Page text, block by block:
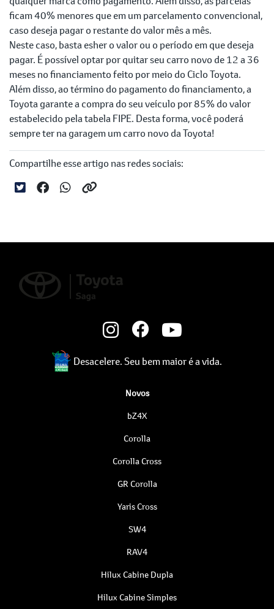
ficam 40% menores que em um parcelamento convencional,
caso deseja pagar o restante do valor mês a mês.
Neste caso, basta esher o valor ou o período em que deseja
pagar. É possível optar por quitar seu carro novo de 12 a 36
meses no financiamento feito por meio do Ciclo Toyota.
Além disso, ao término do pagamento do financiamento, a
Toyota garante a compra do seu veículo por 85% do valor
estabelecido pela tabela FIPE. Desta forma, você poderá
sempre ter na garagem um carro novo da Toyota!
Compartilhe esse artigo nas redes sociais:
Desacelere. Seu bem maior é a vida.
Novos
bZ4X
Corolla
Corolla Cross
GR Corolla
Yaris Cross
SW4
RAV4
Hilux Cabine Dupla
Hilux Cabine Simples